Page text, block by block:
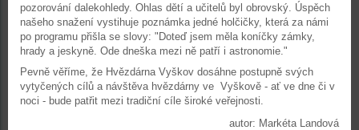
pozorování dalekohledy. Ohlas dětí a učitelů byl obrovský. Úspěch
našeho snažení vystihuje poznámka jedné holčičky, která za námi
po programu přišla se slovy: "Doteď jsem měla koníčky zámky,
hrady a jeskyně. Ode dneška mezi ně patří i astronomie."
Pevně věříme, že Hvězdárna Vyškov dosáhne postupně svých
vytyčených cílů a návštěva hvězdárny ve Vyškově - ať ve dne či v
noci - bude patřit mezi tradiční cíle široké veřejnosti.
autor: Markéta Landová